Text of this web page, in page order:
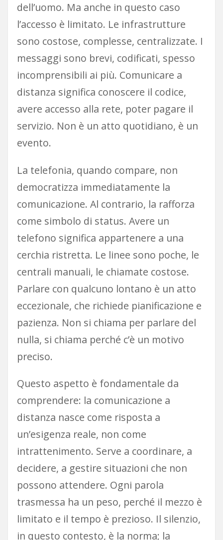
dell’uomo. Ma anche in questo caso
l’accesso è limitato. Le infrastrutture
sono costose, complesse, centralizzate. I
messaggi sono brevi, codificati, spesso
incomprensibili ai più. Comunicare a
distanza significa conoscere il codice,
avere accesso alla rete, poter pagare il
servizio. Non è un atto quotidiano, è un
evento.
La telefonia, quando compare, non
democratizza immediatamente la
comunicazione. Al contrario, la rafforza
come simbolo di status. Avere un
telefono significa appartenere a una
cerchia ristretta. Le linee sono poche, le
centrali manuali, le chiamate costose.
Parlare con qualcuno lontano è un atto
eccezionale, che richiede pianificazione e
pazienza. Non si chiama per parlare del
nulla, si chiama perché c’è un motivo
preciso.
Questo aspetto è fondamentale da
comprendere: la comunicazione a
distanza nasce come risposta a
un’esigenza reale, non come
intrattenimento. Serve a coordinare, a
decidere, a gestire situazioni che non
possono attendere. Ogni parola
trasmessa ha un peso, perché il mezzo è
limitato e il tempo è prezioso. Il silenzio,
in questo contesto, è la norma; la